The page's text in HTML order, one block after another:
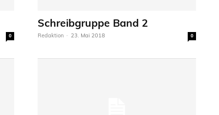
0
Schreibgruppe Band 2
Redaktion - 23. Mai 2018 0